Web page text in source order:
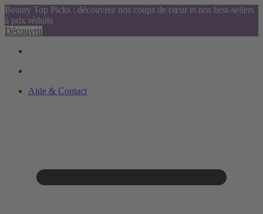
Beauty Top Picks : découvrez nos coups de cœur et nos best-sellers
à prix réduits
Découvrir
Aide & Contact